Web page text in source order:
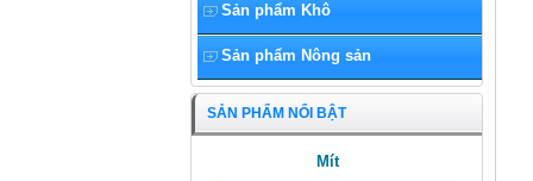
Sản phẩm Khô
Sản phẩm Nông sản
SẢN PHẨM NỔI BẬT
Mít